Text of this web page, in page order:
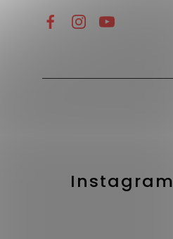
Instagram